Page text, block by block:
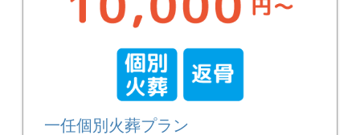
一任個別火葬プラン